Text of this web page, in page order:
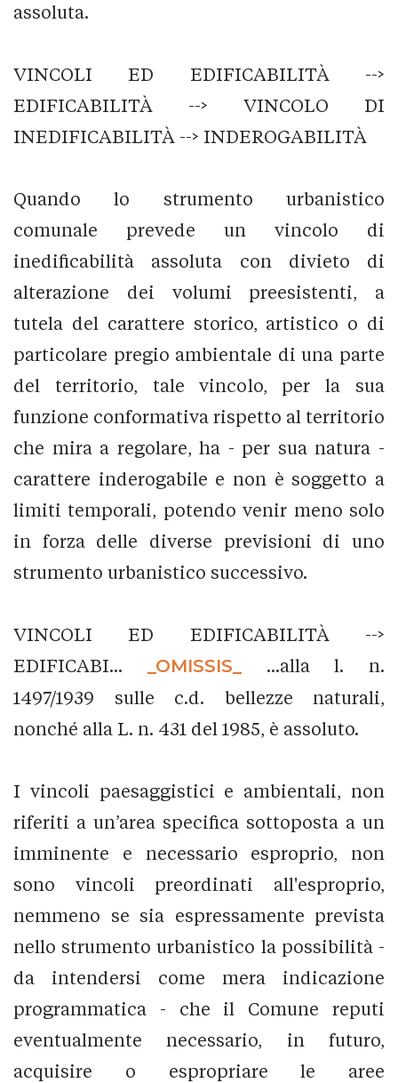
assoluta.
VINCOLI ED EDIFICABILITÀ -->
EDIFICABILITÀ --> VINCOLO DI
INEDIFICABILITÀ --> INDEROGABILITÀ
Quando lo strumento urbanistico
comunale prevede un vincolo di
inedificabilità assoluta con divieto di
alterazione dei volumi preesistenti, a
tutela del carattere storico, artistico o di
particolare pregio ambientale di una parte
del territorio, tale vincolo, per la sua
funzione conformativa rispetto al territorio
che mira a regolare, ha - per sua natura -
carattere inderogabile e non è soggetto a
limiti temporali, potendo venir meno solo
in forza delle diverse previsioni di uno
strumento urbanistico successivo.
VINCOLI ED EDIFICABILITÀ -->
EDIFICABI...
_OMISSIS_
...alla l. n.
1497/1939 sulle c.d. bellezze naturali,
nonché alla L. n. 431 del 1985, è assoluto.
I vincoli paesaggistici e ambientali, non
riferiti a un’area specifica sottoposta a un
imminente e necessario esproprio, non
sono vincoli preordinati all'esproprio,
nemmeno se sia espressamente prevista
nello strumento urbanistico la possibilità -
da intendersi come mera indicazione
programmatica - che il Comune reputi
eventualmente necessario, in futuro,
acquisire o espropriare le aree